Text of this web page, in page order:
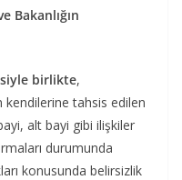
Bakanlığın
birlikte,
kendilerine tahsis edilen
alt bayi gibi ilişkiler
durumunda
konusunda belirsizlik